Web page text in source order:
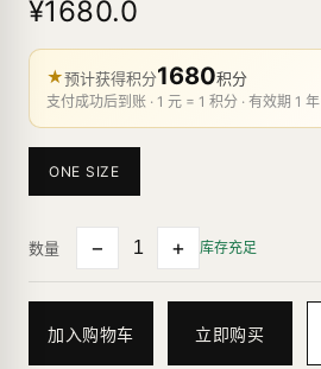
¥1680.0
★预计获得积分1680积分
支付成功后到账 · 1 元 = 1 积分 · 有效期 1 年
ONE SIZE
数量 − + 库存充足
加入购物车 立即购买